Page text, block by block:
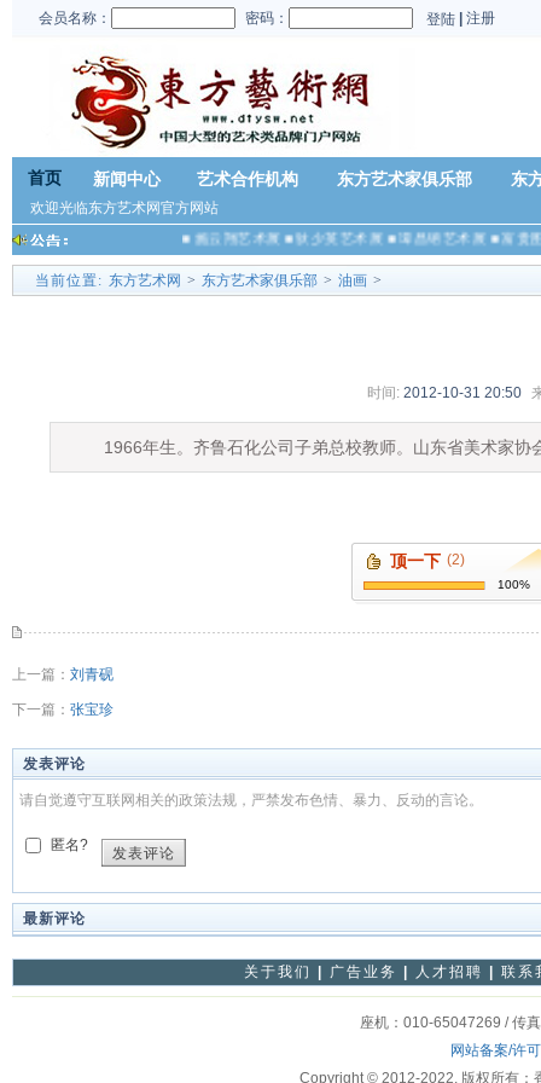
会员名称： 密码： 登陆| 注册
首页 新闻中心 艺术合作机构 东方艺术家俱乐部 东
欢迎光临东方艺术网官方网站
■ 施云翔艺术展 ■ 狄少英艺术展 ■ 谭昌镕艺术展 ■ 富贵
当前位置: 东方艺术网 > 东方艺术家俱乐部 > 油画 >
时间: 2012-10-31 20:50
1966年生。齐鲁石化公司子弟总校教师。山东省美术家协
顶一下 (2)
100%
上一篇： 刘青砚
下一篇： 张宝珍
发表评论
请自觉遵守互联网相关的政策法规，严禁发布色情、暴力、反动的言论。
匿名?
发表评论
最新评论
关于我们 广告业务 人才招聘 联系
座机：010-65047269 / 传
网站备案/许
Copyright © 2012-2022. 版权所有：